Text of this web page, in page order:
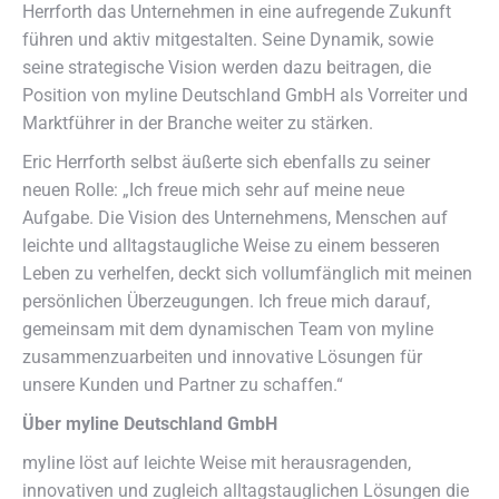
Herrforth das Unternehmen in eine aufregende Zukunft
führen und aktiv mitgestalten. Seine Dynamik, sowie
seine strategische Vision werden dazu beitragen, die
Position von myline Deutschland GmbH als Vorreiter und
Marktführer in der Branche weiter zu stärken.
Eric Herrforth selbst äußerte sich ebenfalls zu seiner
neuen Rolle: „Ich freue mich sehr auf meine neue
Aufgabe. Die Vision des Unternehmens, Menschen auf
leichte und alltagstaugliche Weise zu einem besseren
Leben zu verhelfen, deckt sich vollumfänglich mit meinen
persönlichen Überzeugungen. Ich freue mich darauf,
gemeinsam mit dem dynamischen Team von myline
zusammenzuarbeiten und innovative Lösungen für
unsere Kunden und Partner zu schaffen.“
Über myline Deutschland GmbH
myline löst auf leichte Weise mit herausragenden,
innovativen und zugleich alltagstauglichen Lösungen die